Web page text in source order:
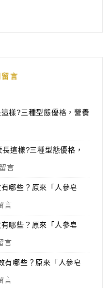
言
樣?三種型態優格，營養
這樣?三種型態優格，
言
哪些？原來「人參皂
言
哪些？原來「人參皂
言
有哪些？原來「人參皂
言